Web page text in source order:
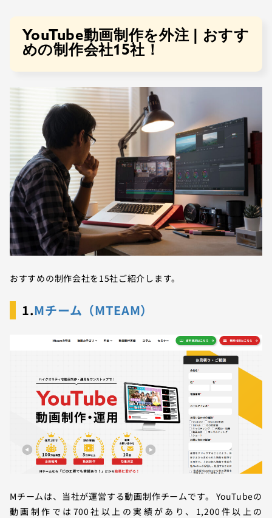
YouTube動画制作を外注 | おすす
めの制作会社15社！
おすすめの制作会社を15社ご紹介します。
1.Mチーム（MTEAM）
Mチームは、当社が運営する動画制作チームです。 YouTubeの
動画制作では700社以上の実績があり、1,200件以上の